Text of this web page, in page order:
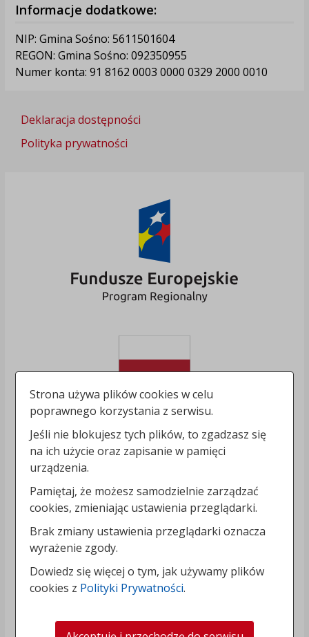
Informacje dodatkowe:
NIP: Gmina Sośno: 5611501604
REGON: Gmina Sośno: 092350955
Numer konta: 91 8162 0003 0000 0329 2000 0010
Deklaracja dostępności
Polityka prywatności
Strona używa plików cookies w celu
poprawnego korzystania z serwisu.
Jeśli nie blokujesz tych plików, to zgadzasz się
na ich użycie oraz zapisanie w pamięci
urządzenia.
Pamiętaj, że możesz samodzielnie zarządzać
cookies, zmieniając ustawienia przeglądarki.
Brak zmiany ustawienia przeglądarki oznacza
wyrażenie zgody.
Dowiedz się więcej o tym, jak używamy plików
cookies z Polityki Prywatności.